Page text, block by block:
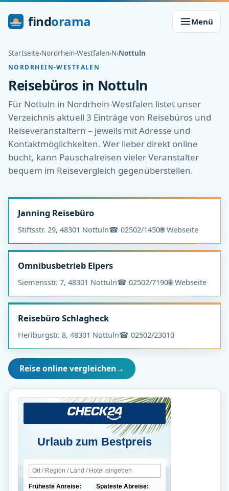
findorama Menü
Startseite›Nordrhein-Westfalen›N›Nottuln
NORDRHEIN-WESTFALEN
Reisebüros in Nottuln
Für Nottuln in Nordrhein-Westfalen listet unser
Verzeichnis aktuell 3 Einträge von Reisebüros und
Reiseveranstaltern – jeweils mit Adresse und
Kontaktmöglichkeiten. Wer lieber direkt online
bucht, kann Pauschalreisen vieler Veranstalter
bequem im Reisevergleich gegenüberstellen.
Janning Reisebüro
Stiftsstr. 29, 48301 Nottuln☎ 02502/1450🌐 Webseite
Omnibusbetrieb Elpers
Siemensstr. 7, 48301 Nottuln☎ 02502/7190🌐 Webseite
Reisebüro Schlagheck
Heriburgstr. 8, 48301 Nottuln☎ 02502/23010
Reise online vergleichen→
Urlaub zum Bestpreis
Früheste Anreise: Späteste Abreise: